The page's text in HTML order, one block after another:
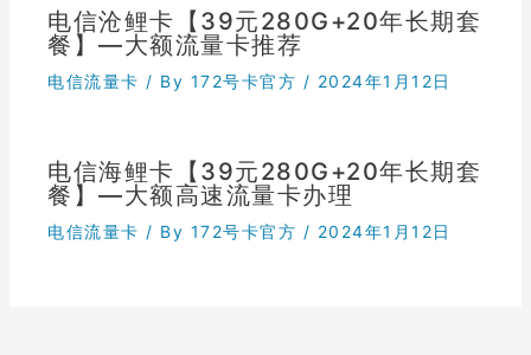
电信沧鲤卡【39元280G+20年长期套
餐】—大额流量卡推荐
电信流量卡 / By 172号卡官方 / 2024年1月12日
电信海鲤卡【39元280G+20年长期套
餐】—大额高速流量卡办理
电信流量卡 / By 172号卡官方 / 2024年1月12日